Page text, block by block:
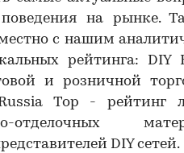
на рынке.
с нашим
рейтинга: DIY
и розничной
Top - рейтинг
отделочных
DIY сетей.